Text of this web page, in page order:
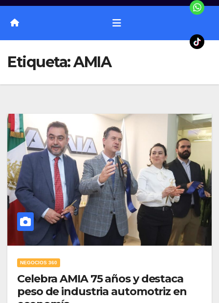
Etiqueta:AMIA
NEGOCIOS 360
Celebra AMIA 75 años y destaca
peso de industria automotriz en